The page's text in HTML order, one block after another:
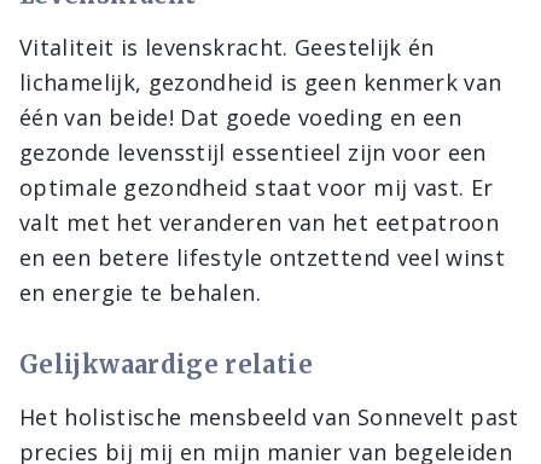
Vitaliteit is levenskracht. Geestelijk én
lichamelijk, gezondheid is geen kenmerk van
één van beide! Dat goede voeding en een
gezonde levensstijl essentieel zijn voor een
optimale gezondheid staat voor mij vast. Er
valt met het veranderen van het eetpatroon
en een betere lifestyle ontzettend veel winst
en energie te behalen.
Gelijkwaardige relatie
Het holistische mensbeeld van Sonnevelt past
precies bij mij en mijn manier van begeleiden